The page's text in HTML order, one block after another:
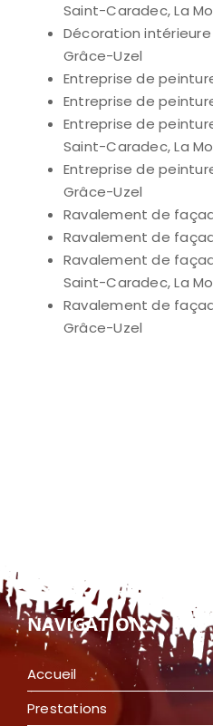
Saint-Caradec, La
Décoration
Grâce-Uzel
Entreprise de
Entreprise de
Entreprise de
Saint-Caradec, La
Entreprise de
Grâce-Uzel
Ravalement de
Ravalement de
Ravalement de
Saint-Caradec, La
Ravalement de
Grâce-Uzel
NAVIGATION
Accueil
Prestations